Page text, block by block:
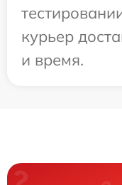
курьер
и время.